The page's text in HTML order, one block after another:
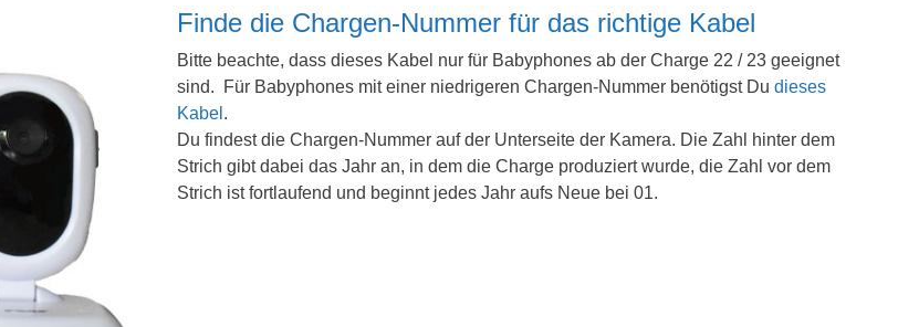
Finde die Chargen-Nummer für das richtige Kabel
Bitte beachte, dass dieses Kabel nur für Babyphones ab der Charge 22 / 23 geeignet
sind. Für Babyphones mit einer niedrigeren Chargen-Nummer benötigst Du dieses
Kabel .
Du findest die Chargen-Nummer auf der Unterseite der Kamera. Die Zahl hinter dem
Strich gibt dabei das Jahr an, in dem die Charge produziert wurde, die Zahl vor dem
Strich ist fortlaufend und beginnt jedes Jahr aufs Neue bei 01.